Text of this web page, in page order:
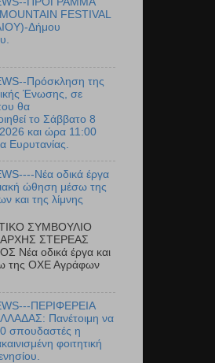
FESTIVAL
Δήμου
Πρόσκληση της
Ένωσης, σε
θα
το Σάββατο 8
και ώρα 11:00
Ευρυτανίας.
Νέα οδικά έργα
ώθηση μέσω της
και της λίμνης
ΣΥΜΒΟΥΛΙΟ
ΣΤΕΡΕΑΣ
οδικά έργα και
της ΟΧΕ Αγράφων
ΠΕΡΙΦΕΡΕΙΑ
Πανέτοιμη να
σπουδαστές η
φοιτητική